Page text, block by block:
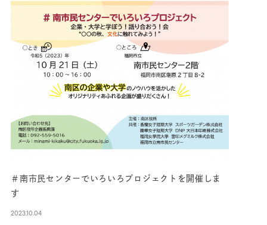
＃南市民センターでいろいろプロジェクトを開催しま
す
2023.10.04